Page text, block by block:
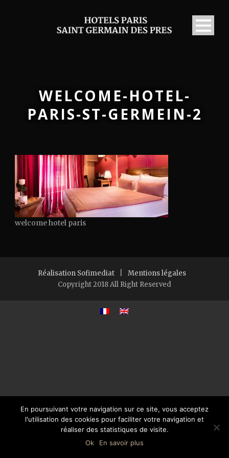
WELCOME-HOTEL-
PARIS-ST-GERMEIN-2
welcome hotel paris
Réalisation Sofimediat
Mentions légales
Copyright 2018 All Right Reserved
En poursuivant votre navigation sur ce site, vous acceptez
l'utilisation des cookies pour faciliter votre navigation et
réaliser des statistiques de visite.
Ok
En savoir plus